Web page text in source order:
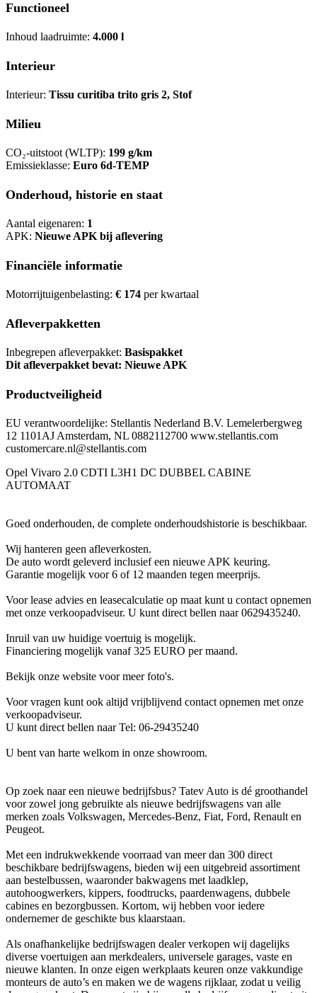
Functioneel
Inhoud laadruimte: 4.000 l
Interieur
Interieur: Tissu curitiba trito gris 2, Stof
Milieu
CO₂-uitstoot (WLTP): 199 g/km
Emissieklasse: Euro 6d-TEMP
Onderhoud, historie en staat
Aantal eigenaren: 1
APK: Nieuwe APK bij aflevering
Financiële informatie
Motorrijtuigenbelasting: € 174 per kwartaal
Afleverpakketten
Inbegrepen afleverpakket: Basispakket
Dit afleverpakket bevat: Nieuwe APK
Productveiligheid
EU verantwoordelijke: Stellantis Nederland B.V. Lemelerbergweg
12 1101AJ Amsterdam, NL 0882112700 www.stellantis.com
customercare.nl@stellantis.com
Opel Vivaro 2.0 CDTI L3H1 DC DUBBEL CABINE
AUTOMAAT
Goed onderhouden, de complete onderhoudshistorie is beschikbaar.
Wij hanteren geen afleverkosten.
De auto wordt geleverd inclusief een nieuwe APK keuring.
Garantie mogelijk voor 6 of 12 maanden tegen meerprijs.
Voor lease advies en leasecalculatie op maat kunt u contact opnemen
met onze verkoopadviseur. U kunt direct bellen naar 0629435240.
Inruil van uw huidige voertuig is mogelijk.
Financiering mogelijk vanaf 325 EURO per maand.
Bekijk onze website voor meer foto's.
Voor vragen kunt ook altijd vrijblijvend contact opnemen met onze
verkoopadviseur.
U kunt direct bellen naar Tel: 06-29435240
U bent van harte welkom in onze showroom.
Op zoek naar een nieuwe bedrijfsbus? Tatev Auto is dé groothandel
voor zowel jong gebruikte als nieuwe bedrijfswagens van alle
merken zoals Volkswagen, Mercedes-Benz, Fiat, Ford, Renault en
Peugeot.
Met een indrukwekkende voorraad van meer dan 300 direct
beschikbare bedrijfswagens, bieden wij een uitgebreid assortiment
aan bestelbussen, waaronder bakwagens met laadklep,
autohoogwerkers, kippers, foodtrucks, paardenwagens, dubbele
cabines en bezorgbussen. Kortom, wij hebben voor iedere
ondernemer de geschikte bus klaarstaan.
Als onafhankelijke bedrijfswagen dealer verkopen wij dagelijks
diverse voertuigen aan merkdealers, universele garages, vaste en
nieuwe klanten. In onze eigen werkplaats keuren onze vakkundige
monteurs de auto’s en maken we de wagens rijklaar, zodat u veilig